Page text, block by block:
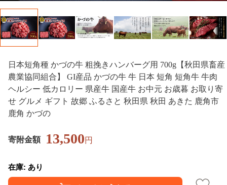
日本短角種 かづの牛 粗挽きハンバーグ用 700g【秋田県畜産
農業協同組合】 GI産品 かづの牛 牛 日本 短角 短角牛 牛肉
ヘルシー 低カロリー 県産牛 国産牛 お中元 お歳暮 お取り寄
せ グルメ ギフト 故郷 ふるさと 秋田県 秋田 あきた 鹿角市
鹿角 かづの
寄附金額 13,500円
在庫: あり